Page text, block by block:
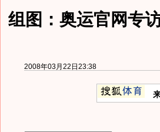
组图：奥运官网专
2008年03月22日23:38